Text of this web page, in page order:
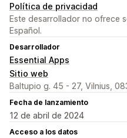
Política de privacidad
Este desarrollador no ofrece
Español.
Desarrollador
Essential Apps
Sitio web
Baltupio g. 45 - 27, Vilnius,
Fecha de lanzamiento
12 de abril de 2024
Acceso a los datos